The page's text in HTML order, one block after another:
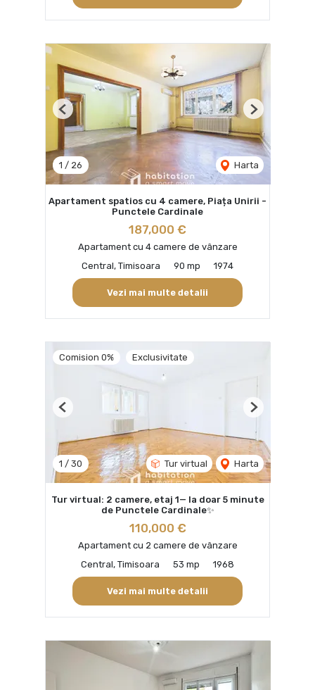
1 / 26 Harta
Previous Next
Apartament spatios cu 4 camere, Piața Unirii -
Punctele Cardinale
187,000 €
Apartament cu 4 camere de vânzare
Central, Timisoara
90 mp 1974
Vezi mai multe detalii
Comision 0% Exclusivitate
1 / 30 Tur virtual Harta
Previous Next
Tur virtual: 2 camere, etaj 1— la doar 5 minute
de Punctele Cardinale✨
110,000 €
Apartament cu 2 camere de vânzare
Central, Timisoara
53 mp 1968
Vezi mai multe detalii